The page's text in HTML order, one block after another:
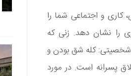
کاری و اجتماعی شما را
را نشان دهد. زنی که
شخصیتی: کله شق بودن و
پسرانه است. در مورد